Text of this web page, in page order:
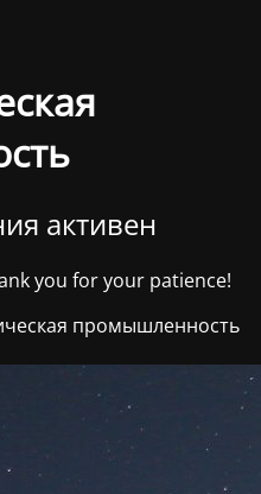
активен
you for your patience!
промышленность